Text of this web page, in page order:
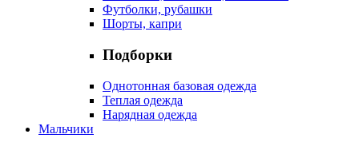
Футболки, рубашки
Шорты, капри
Подборки
Однотонная базовая одежда
Теплая одежда
Нарядная одежда
Мальчики